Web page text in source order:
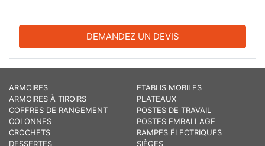
DEMANDEZ UN DEVIS
ARMOIRES
ARMOIRES À TIROIRS
COFFRES DE RANGEMENT
COLONNES
CROCHETS
DESSERTES
ETABLIS MOBILES
PLATEAUX
POSTES DE TRAVAIL
POSTES EMBALLAGE
RAMPES ÉLECTRIQUES
SIÈGES